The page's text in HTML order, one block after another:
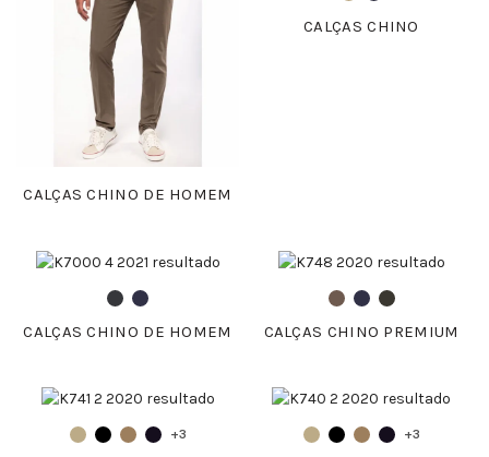
CALÇAS CHINO DE HOMEM
CALÇAS CHINO
CALÇAS CHINO DE HOMEM CALÇAS CHINO PREMIUM
+3 +3